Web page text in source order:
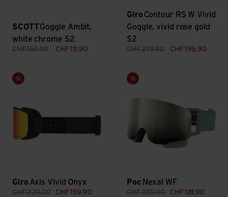
SCOTTGoggle Ambit,
white chrome S2
CHF159.90 CHF 111.90
Giro Contour RS W Vivid
Goggle, vivid rose gold
S2
CHF279.90 CHF 195.90
Sale
Giro Axis Vivid Onyx
CHF229.00 CHF 159.90
Axis Vivid Onyx ansehen
Sale
Poc Nexal WF
CHF259.90 CHF 181.90
Nexal WF ansehen